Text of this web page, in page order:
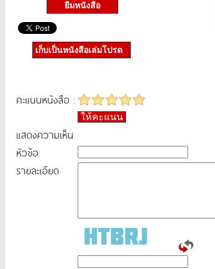
ยืมหนังสือ
เก็บเป็นหนังสือเล่มโปรด
คะแนนหนังสือ :
ให้คะแนน
แสดงความเห็น
หัวข้อ
รายละเอียด